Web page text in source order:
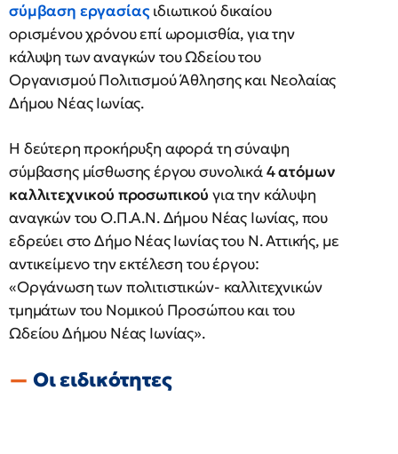
σύμβαση εργασίαςιδιωτικού δικαίου
ορισμένου χρόνου επί ωρομισθία, για την
κάλυψη των αναγκών του Ωδείου του
Οργανισμού Πολιτισμού Άθλησης και Νεολαίας
Δήμου Νέας Ιωνίας.
Η δεύτερη προκήρυξη αφορά τη σύναψη
σύμβασης μίσθωσης έργου συνολικά4 ατόμων
καλλιτεχνικού προσωπικού για την κάλυψη
αναγκών του Ο.Π.Α.Ν. Δήμου Νέας Ιωνίας, που
εδρεύει στο Δήμο Νέας Ιωνίας του Ν. Αττικής, µε
αντικείμενο την εκτέλεση του έργου:
«Οργάνωση των πολιτιστικών- καλλιτεχνικών
τμημάτων του Νομικού Προσώπου και του
Ωδείου Δήμου Νέας Ιωνίας».
Oι ειδικότητες